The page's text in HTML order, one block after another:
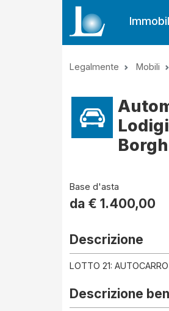
Legalmente Mobili
Base d'asta
da € 1.400,00
Descrizione
LOTTO 21:
Descrizione